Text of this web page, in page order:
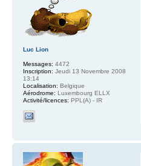
Luc Lion
Messages: 4472
Inscription: Jeudi 13 Novembre 2008
13:14
Localisation: Belgique
Aérodrome: Luxembourg ELLX
Activité/licences: PPL(A) - IR